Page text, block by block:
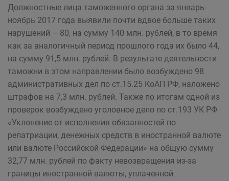
Должностные лица таможенного органа за январь-
ноябрь 2017 года выявили почти вдвое больше таких
нарушений – 80, на сумму 140 млн. рублей, в то время
как за аналогичный период прошлого года их было 44,
на сумму 91,5 млн. рублей. В результате деятельности
таможни в этом направлении было возбуждено 98
административных дел по ст.15.25 КоАП РФ, наложено
штрафов на 7,3 млн. рублей. Также по итогам одной из
проверок возбуждено уголовное дело по ст.193 УК РФ
«Уклонение от исполнения обязанностей по
репатриации, денежных средств в иностранной валюте
или валюте Российской Федерации» на общую сумму
32,77 млн. рублей по факту невозвращения из-за
границы иностранной валюты, уплаченной